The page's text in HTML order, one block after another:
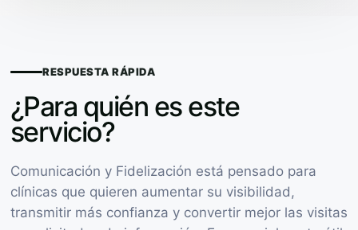
RESPUESTA RÁPIDA
¿Para quién es este
servicio?
Comunicación y Fidelización está pensado para
clínicas que quieren aumentar su visibilidad,
transmitir más confianza y convertir mejor las visitas